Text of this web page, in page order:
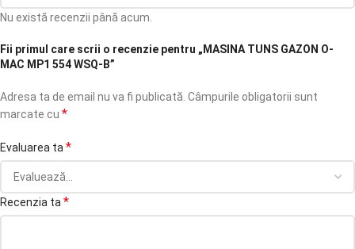
Nu există recenzii până acum.
Fii primul care scrii o recenzie pentru „MASINA TUNS GAZON O-
MAC MP1 554 WSQ-B”
Adresa ta de email nu va fi publicată. Câmpurile obligatorii sunt
marcate cu *
Evaluarea ta*
Recenzia ta*